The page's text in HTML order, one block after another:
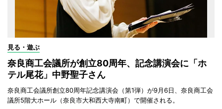
見る・遊ぶ
奈良商工会議所が創立80周年、記念講演会に「ホ
テル尾花」中野聖子さん
奈良商工会議所創立80周年記念講演会（第1弾）が9月6日、奈良商工会
議所5階大ホール（奈良市大和西大寺南町）で開催される。